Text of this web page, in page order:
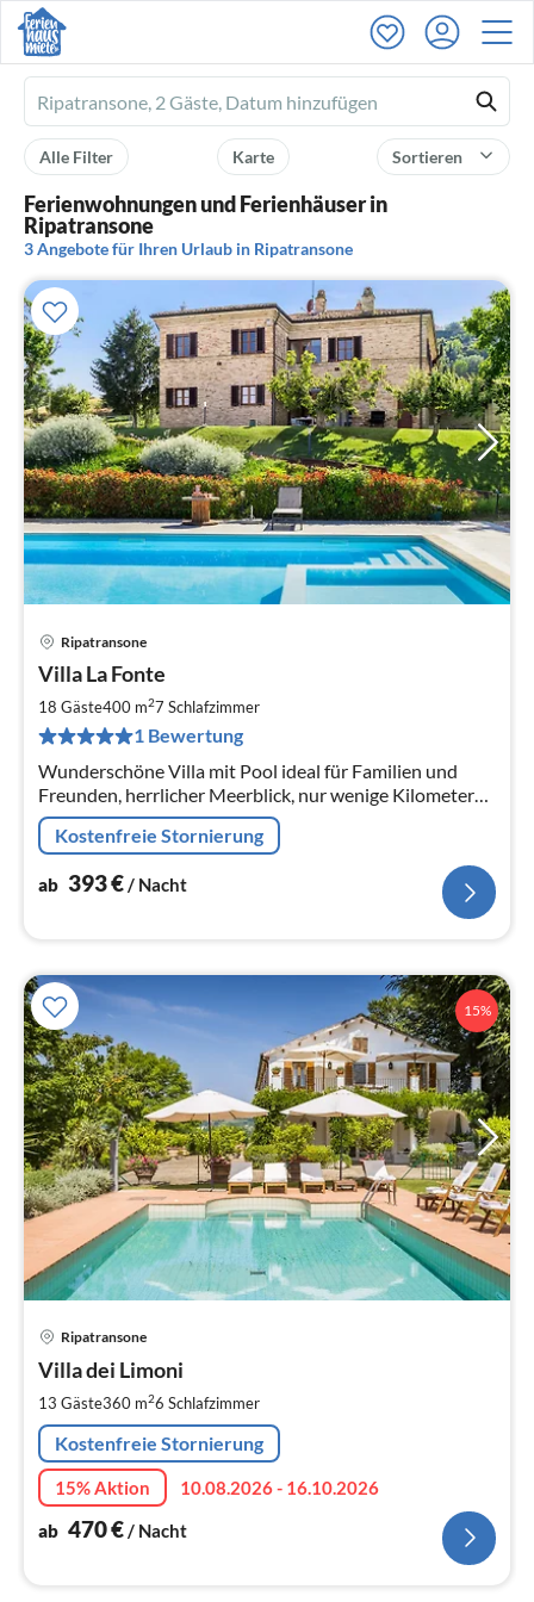
Ferienhausmiete
logo
Sortieren
Karte
Alle Filter
Ferienwohnungen und Ferienhäuser in
Ripatransone
3 Angebote für Ihren Urlaub in Ripatransone
Ripatransone
Villa La Fonte
18 Gäste400 m27 Schlafzimmer
1 Bewertung
Wunderschöne Villa mit Pool ideal für Familien und
Freunden, herrlicher Meerblick, nur wenige Kilometer
von den schönen Stränden von Grottammare und San
Benedetto del Tronto.
Kostenfreie Stornierung
ab 393€/ Nacht
15%
Ripatransone
Villa dei Limoni
13 Gäste360 m26 Schlafzimmer
Kostenfreie Stornierung
15% Aktion
10.08.2026 - 16.10.2026
ab 470€/ Nacht